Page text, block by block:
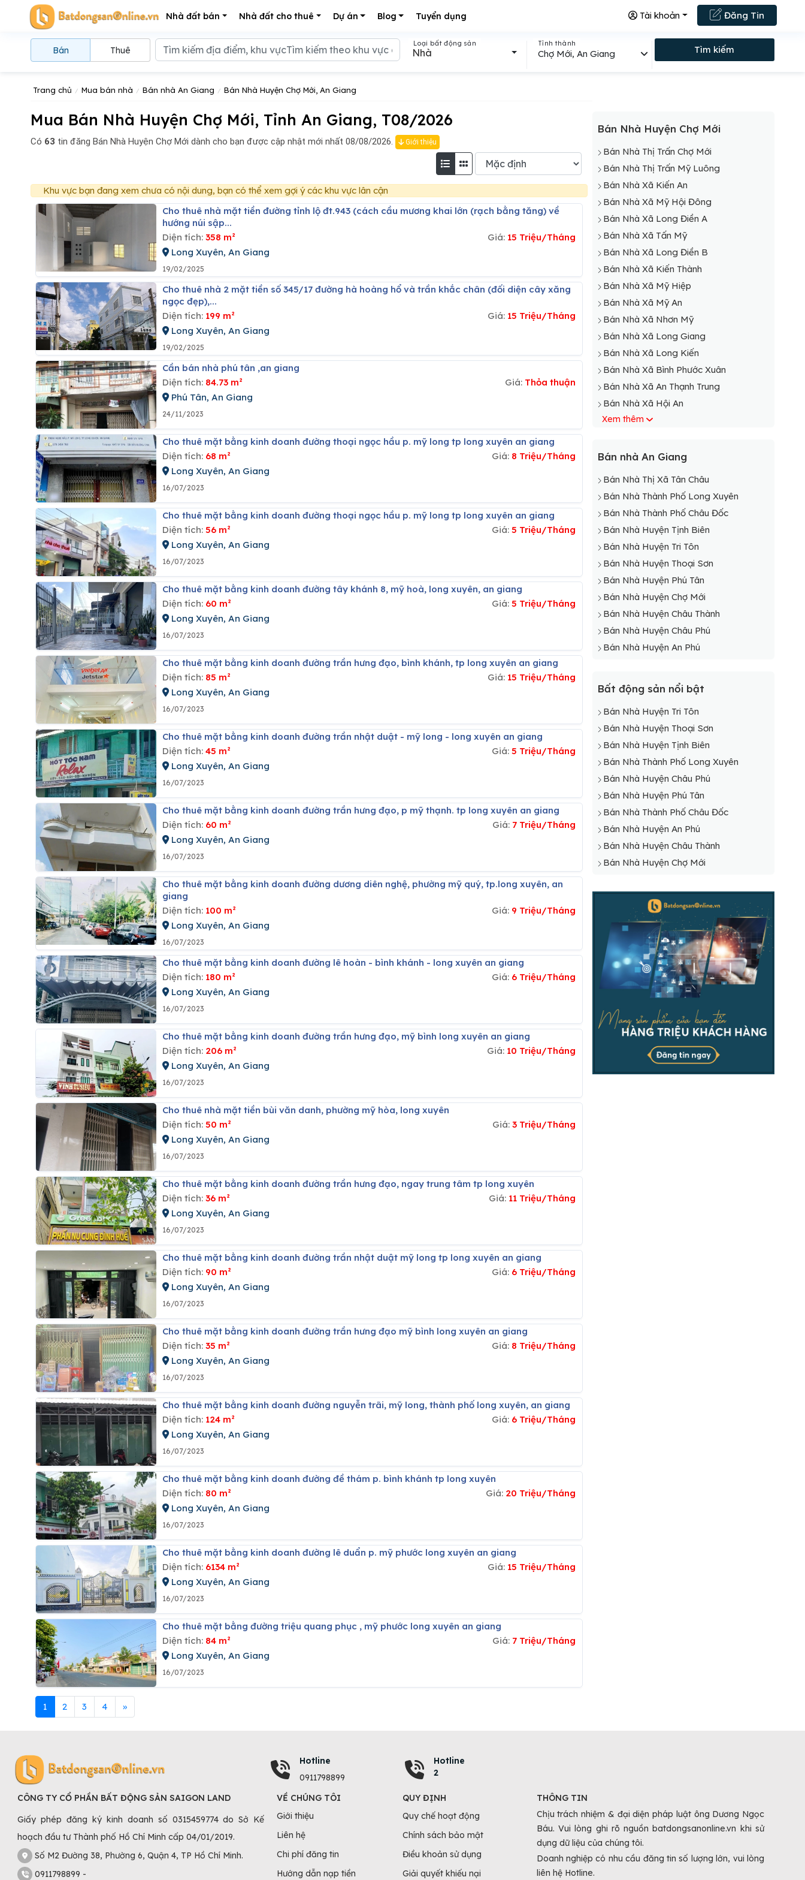
Nhà đất bán Nhà đất cho thuê Dự án Blog Tuyển dụng Đăng Tin
Tài khoản
Trang chủ Mua bán nhà Bán nhà An Giang Bán Nhà Huyện Chợ Mới, An Giang
Mua Bán Nhà Huyện Chợ Mới, Tỉnh An Giang, T08/2026
Có 63 tin đăng Bán Nhà Huyện Chợ Mới dành cho bạn được cập nhật mới nhất 08/08/2026. Giới thiệu
Khu vực bạn đang xem chưa có nội dung, bạn có thể xem gợi ý các khu vực lân cận
Cho thuê nhà mặt tiền đường tỉnh lộ đt.943 (cách cầu mương khai lớn (rạch bằng tăng) về
hướng núi sập...
Diện tích: 358 m² Giá: 15 Triệu/Tháng
Long Xuyên, An Giang
19/02/2025
Cho thuê nhà 2 mặt tiền số 345/17 đường hà hoàng hổ và trần khắc chân (đối diện cây xăng
ngọc đẹp),...
Diện tích: 199 m² Giá: 15 Triệu/Tháng
Long Xuyên, An Giang
19/02/2025
Cần bán nhà phú tân ,an giang
Diện tích: 84.73 m² Giá: Thỏa thuận
Phú Tân, An Giang
24/11/2023
Cho thuê mặt bằng kinh doanh đường thoại ngọc hầu p. mỹ long tp long xuyên an giang
Diện tích: 68 m² Giá: 8 Triệu/Tháng
Long Xuyên, An Giang
16/07/2023
Cho thuê mặt bằng kinh doanh đường thoại ngọc hầu p. mỹ long tp long xuyên an giang
Diện tích: 56 m² Giá:5 Triệu/Tháng
Long Xuyên, An Giang
16/07/2023
Cho thuê mặt bằng kinh doanh đường tây khánh 8, mỹ hoà, long xuyên, an giang
Diện tích: 60 m² Giá:5 Triệu/Tháng
Long Xuyên, An Giang
16/07/2023
Cho thuê mặt bằng kinh doanh đường trần hưng đạo, bình khánh, tp long xuyên an giang
Diện tích: 85 m² Giá: 15 Triệu/Tháng
Long Xuyên, An Giang
16/07/2023
Cho thuê mặt bằng kinh doanh đường trần nhật duật - mỹ long - long xuyên an giang
Diện tích: 45 m² Giá:5 Triệu/Tháng
Long Xuyên, An Giang
16/07/2023
Cho thuê mặt bằng kinh doanh đường trần hưng đạo, p mỹ thạnh. tp long xuyên an giang
Diện tích: 60 m² Giá: 7 Triệu/Tháng
Long Xuyên, An Giang
16/07/2023
Cho thuê mặt bằng kinh doanh đường dương diên nghệ, phường mỹ quý, tp.long xuyên, an
giang
Diện tích: 100 m² Giá: 9 Triệu/Tháng
Long Xuyên, An Giang
16/07/2023
Cho thuê mặt bằng kinh doanh đường lê hoàn - bình khánh - long xuyên an giang
Diện tích: 180 m² Giá: 6 Triệu/Tháng
Long Xuyên, An Giang
16/07/2023
Cho thuê mặt bằng kinh doanh đường trần hưng đạo, mỹ bình long xuyên an giang
Diện tích: 206 m² Giá: 10 Triệu/Tháng
Long Xuyên, An Giang
16/07/2023
Cho thuê nhà mặt tiền bùi văn danh, phường mỹ hòa, long xuyên
Diện tích: 50 m² Giá:3 Triệu/Tháng
Long Xuyên, An Giang
16/07/2023
Cho thuê mặt bằng kinh doanh đường trần hưng đạo, ngay trung tâm tp long xuyên
Diện tích: 36 m² Giá: 11 Triệu/Tháng
Long Xuyên, An Giang
16/07/2023
Cho thuê mặt bằng kinh doanh đường trần nhật duật mỹ long tp long xuyên an giang
Diện tích: 90 m² Giá: 6 Triệu/Tháng
Long Xuyên, An Giang
16/07/2023
Cho thuê mặt bằng kinh doanh đường trần hưng đạo mỹ bình long xuyên an giang
Diện tích: 35 m² Giá: 8 Triệu/Tháng
Long Xuyên, An Giang
16/07/2023
Cho thuê mặt bằng kinh doanh đường nguyễn trãi, mỹ long, thành phố long xuyên, an giang
Diện tích: 124 m² Giá: 6 Triệu/Tháng
Long Xuyên, An Giang
16/07/2023
Cho thuê mặt bằng kinh doanh đường đề thám p. bình khánh tp long xuyên
Diện tích: 80 m² Giá: 20 Triệu/Tháng
Long Xuyên, An Giang
16/07/2023
Cho thuê mặt bằng kinh doanh đường lê duẩn p. mỹ phước long xuyên an giang
Diện tích: 6134 m² Giá: 15 Triệu/Tháng
Long Xuyên, An Giang
16/07/2023
Cho thuê mặt bằng đường triệu quang phục , mỹ phước long xuyên an giang
Diện tích: 84 m² Giá: 7 Triệu/Tháng
Long Xuyên, An Giang
16/07/2023
1 2 3 4 »
Bán Nhà Huyện Chợ Mới
Bán Nhà Thị Trấn Chợ Mới
Bán Nhà Thị Trấn Mỹ Luông
Bán Nhà Xã Kiến An
Bán Nhà Xã Mỹ Hội Đông
Bán Nhà Xã Long Điền A
Bán Nhà Xã Tấn Mỹ
Bán Nhà Xã Long Điền B
Bán Nhà Xã Kiến Thành
Bán Nhà Xã Mỹ Hiệp
Bán Nhà Xã Mỹ An
Bán Nhà Xã Nhơn Mỹ
Bán Nhà Xã Long Giang
Bán Nhà Xã Long Kiến
Bán Nhà Xã Bình Phước Xuân
Bán Nhà Xã An Thạnh Trung
Bán Nhà Xã Hội An
Bán Nhà Xã Hòa Bình
Xem thêm
Bán nhà An Giang
Bán Nhà Thị Xã Tân Châu
Bán Nhà Thành Phố Long Xuyên
Bán Nhà Thành Phố Châu Đốc
Bán Nhà Huyện Tịnh Biên
Bán Nhà Huyện Tri Tôn
Bán Nhà Huyện Thoại Sơn
Bán Nhà Huyện Phú Tân
Bán Nhà Huyện Chợ Mới
Bán Nhà Huyện Châu Thành
Bán Nhà Huyện Châu Phú
Bán Nhà Huyện An Phú
Bất động sản nổi bật
Bán Nhà Huyện Tri Tôn
Bán Nhà Huyện Thoại Sơn
Bán Nhà Huyện Tịnh Biên
Bán Nhà Thành Phố Long Xuyên
Bán Nhà Huyện Châu Phú
Bán Nhà Huyện Phú Tân
Bán Nhà Thành Phố Châu Đốc
Bán Nhà Huyện An Phú
Bán Nhà Huyện Châu Thành
Bán Nhà Huyện Chợ Mới
Bán Thuê
Loại bất động sản
Nhà
Tỉnh thành
Chợ Mới, An Giang Tìm kiếm
Hotline
0911798899
Hotline
2
CÔNG TY CỔ PHẦN BẤT ĐỘNG SẢN SAIGON LAND
Giấy phép đăng ký kinh doanh số 0315459774 do Sở Kế
hoạch đầu tư Thành phố Hồ Chí Minh cấp 04/01/2019.
Số M2 Đường 38, Phường 6, Quận 4, TP Hồ Chí Minh.
0911798899 -
VỀ CHÚNG TÔI
Giới thiệu
Liên hệ
Chi phí đăng tin
Hướng dẫn nạp tiền
QUY ĐỊNH
Quy chế hoạt động
Chính sách bảo mật
Điều khoản sử dụng
Giải quyết khiếu nại
THÔNG TIN
Chịu trách nhiệm & đại diện pháp luật ông Dương Ngọc
Báu. Vui lòng ghi rõ nguồn batdongsanonline.vn khi sử
dụng dữ liệu của chúng tôi.
Doanh nghiệp có nhu cầu đăng tin số lượng lớn, vui lòng
liên hệ Hotline.